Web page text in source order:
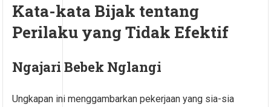
Kata-kata Bijak tentang
Perilaku yang Tidak Efektif
Ngajari Bebek Nglangi
Ungkapan ini menggambarkan pekerjaan yang sia-sia